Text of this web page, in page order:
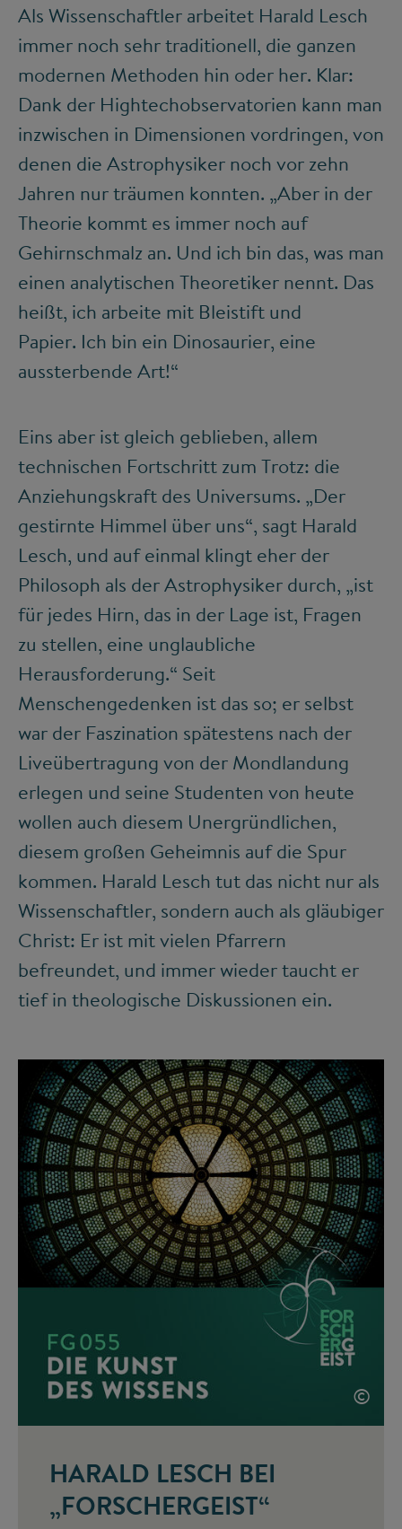
Als Wissenschaftler arbeitet Harald Lesch
immer noch sehr traditionell, die ganzen
modernen Methoden hin oder her. Klar:
Dank der Hightechobservatorien kann man
inzwischen in Dimensionen vordringen, von
denen die Astrophysiker noch vor zehn
Jahren nur träumen konnten. „Aber in der
Theorie kommt es immer noch auf
Gehirnschmalz an. Und ich bin das, was man
einen analytischen Theoretiker nennt. Das
heißt, ich arbeite mit Bleistift und
Papier. Ich bin ein Dinosaurier, eine
aussterbende Art!“
Eins aber ist gleich geblieben, allem
technischen Fortschritt zum Trotz: die
Anziehungskraft des Universums. „Der
gestirnte Himmel über uns“, sagt Harald
Lesch, und auf einmal klingt eher der
Philosoph als der Astrophysiker durch, „ist
für jedes Hirn, das in der Lage ist, Fragen
zu stellen, eine unglaubliche
Herausforderung.“ Seit
Menschengedenken ist das so; er selbst
war der Faszination spätestens nach der
Liveübertragung von der Mondlandung
erlegen und seine Studenten von heute
wollen auch diesem Unergründlichen,
diesem großen Geheimnis auf die Spur
kommen. Harald Lesch tut das nicht nur als
Wissenschaftler, sondern auch als gläubiger
Christ: Er ist mit vielen Pfarrern
befreundet, und immer wieder taucht er
tief in theologische Diskussionen ein.
©
HARALD LESCH BEI
„FORSCHERGEIST“